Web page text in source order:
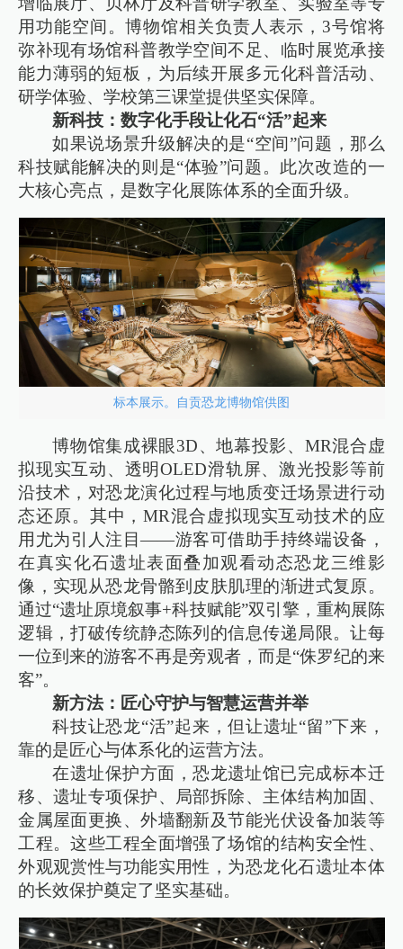
用功能空间。博物馆相关负责人表示，3号馆将
弥补现有场馆科普教学空间不足、临时展览承接
能力薄弱的短板，为后续开展多元化科普活动、
研学体验、学校第三课堂提供坚实保障。
新科技：数字化手段让化石“活”起来
如果说场景升级解决的是“空间”问题，那么
科技赋能解决的则是“体验”问题。此次改造的一
大核心亮点，是数字化展陈体系的全面升级。
标本展示。自贡恐龙博物馆供图
博物馆集成裸眼3D、地幕投影、MR混合虚
拟现实互动、透明OLED滑轨屏、激光投影等前
沿技术，对恐龙演化过程与地质变迁场景进行动
态还原。其中，MR混合虚拟现实互动技术的应
用尤为引人注目——游客可借助手持终端设备，
在真实化石遗址表面叠加观看动态恐龙三维影
像，实现从恐龙骨骼到皮肤肌理的渐进式复原。
通过“遗址原境叙事+科技赋能”双引擎，重构展陈
逻辑，打破传统静态陈列的信息传递局限。让每
一位到来的游客不再是旁观者，而是“侏罗纪的来
客”。
新方法：匠心守护与智慧运营并举
科技让恐龙“活”起来，但让遗址“留”下来，
靠的是匠心与体系化的运营方法。
在遗址保护方面，恐龙遗址馆已完成标本迁
移、遗址专项保护、局部拆除、主体结构加固、
金属屋面更换、外墙翻新及节能光伏设备加装等
工程。这些工程全面增强了场馆的结构安全性、
外观观赏性与功能实用性，为恐龙化石遗址本体
的长效保护奠定了坚实基础。